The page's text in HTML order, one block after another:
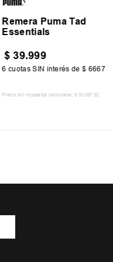
Remera Puma Tad
Essentials
$ 39.999
6 cuotas SIN interés de$ 6667
Precio sin impuestos nacionales: $ 33.057 ,02